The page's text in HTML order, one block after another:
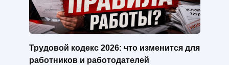
Трудовой кодекс 2026: что изменится для
работников и работодателей